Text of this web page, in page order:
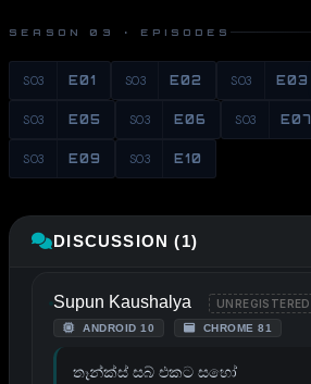
SEASON 03 · EPISODES
S03 E01 S03 E02 S03 E03
S03 E05 S03 E06 S03 E07
S03 E09 S03 E10
DISCUSSION (1)
Supun Kaushalya UNREGISTERED
ANDROID 10 CHROME 81
තෑන්ක්ස් සබ් එකට සහෝ